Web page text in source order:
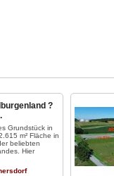
?
Grundstück in
m² Fläche in
beliebten
Hier